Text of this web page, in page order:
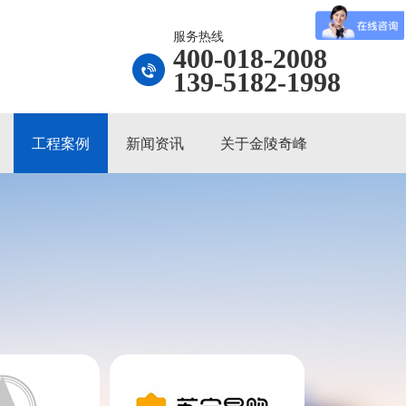
服务热线
400-018-2008
139-5182-1998
工程案例 新闻资讯 关于金陵奇峰